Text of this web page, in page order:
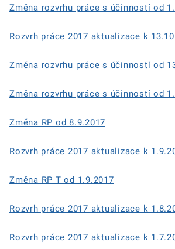
Změna rozvrhu práce s účinností od
Rozvrh práce 2017 aktualizace k
Změna rozvrhu práce s účinností od
Změna rozvrhu práce s účinností od
Změna RP od 8.9.2017
Rozvrh práce 2017 aktualizace k
Změna RP T od 1.9.2017
Rozvrh práce 2017 aktualizace k
Rozvrh práce 2017 aktualizace k